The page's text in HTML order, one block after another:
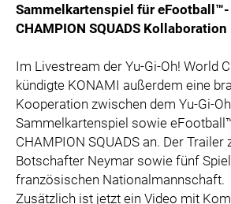
Sammelkartenspiel für
CHAMPION SQUADS Kollaboration
Im Livestream der Yu-Gi-Oh! World
kündigte KONAMI außerdem eine
Kooperation zwischen dem Yu-Gi-
Sammelkartenspiel sowie
CHAMPION SQUADS an. Der
Botschafter Neymar sowie fünf
französischen Nationalmannschaft.
Zusätzlich ist jetzt ein Video mit